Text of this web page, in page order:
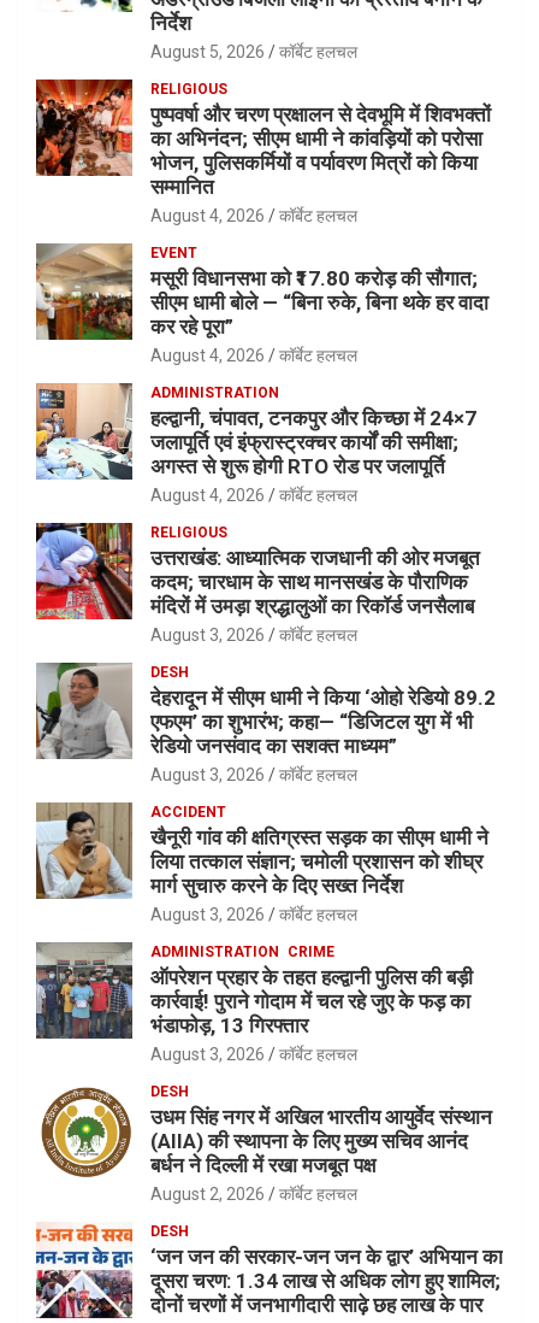
निर्देश
August 5, 2026 कॉर्बेट हलचल
RELIGIOUS
पुष्पवर्षा और चरण प्रक्षालन से देवभूमि में शिवभक्तों
का अभिनंदन; सीएम धामी ने कांवड़ियों को परोसा
भोजन, पुलिसकर्मियों व पर्यावरण मित्रों को किया
सम्मानित
August 4, 2026 कॉर्बेट हलचल
EVENT
मसूरी विधानसभा को ₹17.80 करोड़ की सौगात;
सीएम धामी बोले — “बिना रुके, बिना थके हर वादा
कर रहे पूरा”
August 4, 2026 कॉर्बेट हलचल
ADMINISTRATION
हल्द्वानी, चंपावत, टनकपुर और किच्छा में 24×7
जलापूर्ति एवं इंफ्रास्ट्रक्चर कार्यों की समीक्षा;
अगस्त से शुरू होगी RTO रोड पर जलापूर्ति
August 4, 2026 कॉर्बेट हलचल
RELIGIOUS
उत्तराखंड: आध्यात्मिक राजधानी की ओर मजबूत
कदम; चारधाम के साथ मानसखंड के पौराणिक
मंदिरों में उमड़ा श्रद्धालुओं का रिकॉर्ड जनसैलाब
August 3, 2026 कॉर्बेट हलचल
DESH
देहरादून में सीएम धामी ने किया ‘ओहो रेडियो 89.2
एफएम’ का शुभारंभ; कहा— “डिजिटल युग में भी
रेडियो जनसंवाद का सशक्त माध्यम”
August 3, 2026 कॉर्बेट हलचल
ACCIDENT
खैनूरी गांव की क्षतिग्रस्त सड़क का सीएम धामी ने
लिया तत्काल संज्ञान; चमोली प्रशासन को शीघ्र
मार्ग सुचारु करने के दिए सख्त निर्देश
August 3, 2026 कॉर्बेट हलचल
ADMINISTRATION CRIME
ऑपरेशन प्रहार के तहत हल्द्वानी पुलिस की बड़ी
कार्रवाई! पुराने गोदाम में चल रहे जुए के फड़ का
भंडाफोड़, 13 गिरफ्तार
August 3, 2026 कॉर्बेट हलचल
DESH
उधम सिंह नगर में अखिल भारतीय आयुर्वेद संस्थान
(AIIA) की स्थापना के लिए मुख्य सचिव आनंद
बर्धन ने दिल्ली में रखा मजबूत पक्ष
August 2, 2026 कॉर्बेट हलचल
DESH
‘जन जन की सरकार-जन जन के द्वार’ अभियान का
दूसरा चरण: 1.34 लाख से अधिक लोग हुए शामिल;
दोनों चरणों में जनभागीदारी साढ़े छह लाख के पार